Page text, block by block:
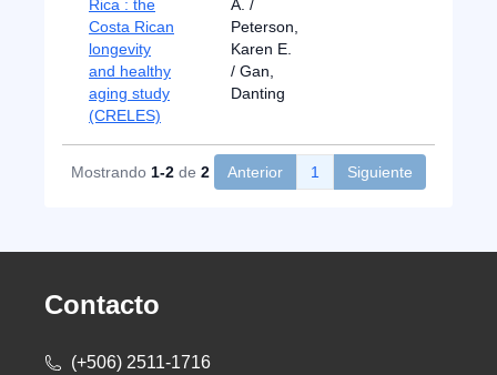
Rica : the
Costa Rican
longevity
and healthy
aging study
(CRELES)
A. /
Peterson,
Karen E.
/ Gan,
Danting
Mostrando 1-2 de 2 Anterior 1 Siguiente
Contacto
(+506) 2511-1716